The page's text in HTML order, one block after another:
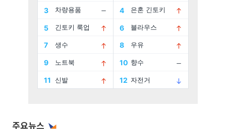
주요뉴스